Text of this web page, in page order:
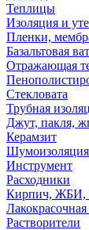
Теплицы
Изоляция и
Пленки,
Базальтовая
Отражающая
Стекловата
Трубная
Джут, пакля,
Керамзит
Шумоизоляция
Инструмент
Расходники
Кирпич, ЖБИ,
Растворители